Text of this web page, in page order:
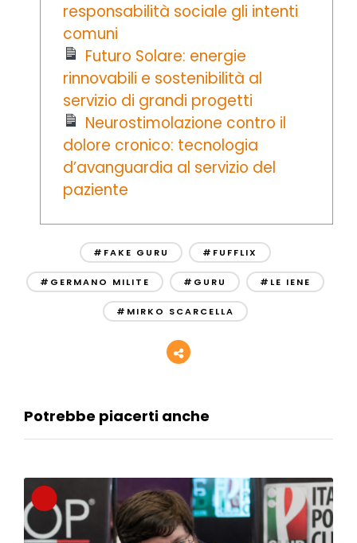
responsabilità sociale gli intenti
comuni
Futuro Solare: energie
rinnovabili e sostenibilità al
servizio di grandi progetti
Neurostimolazione contro il
dolore cronico: tecnologia
d’avanguardia al servizio del
paziente
#FAKE GURU #FUFFLIX
#GERMANO MILITE #GURU #LE IENE
#MIRKO SCARCELLA
Potrebbe piacerti anche